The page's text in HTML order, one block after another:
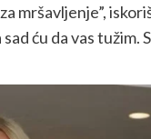
mršavljenje”,
ću da vas tužim.